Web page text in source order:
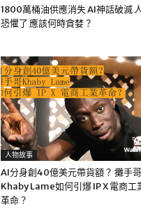
1800萬桶油供應消失 AI神話破滅
恐懼了 應該何時貪婪？
人物故事
AI分身創40億美元帶貨額？ 攤手哥
Khaby Lame如何引爆 IP X 電商工
革命？